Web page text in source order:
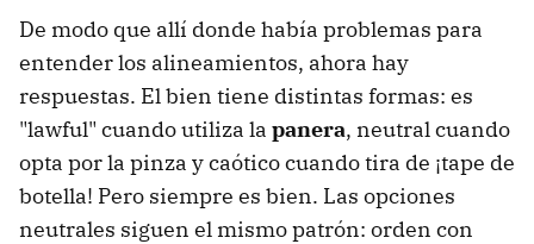
De modo que allí donde había problemas para
entender los alineamientos, ahora hay
respuestas. El bien tiene distintas formas: es
"lawful" cuando utiliza la panera, neutral cuando
opta por la pinza y caótico cuando tira de ¡tape de
botella! Pero siempre es bien. Las opciones
neutrales siguen el mismo patrón: orden con